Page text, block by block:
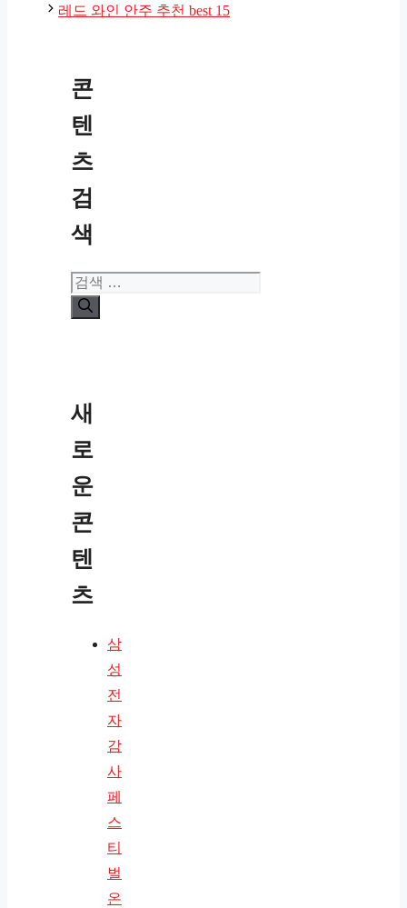
리
레드 와인 안주 추천 best 15
콘
텐
츠
검
색
검
색:
새
로
운
콘
텐
츠
삼
성
전
자
감
사
페
스
티
벌
온